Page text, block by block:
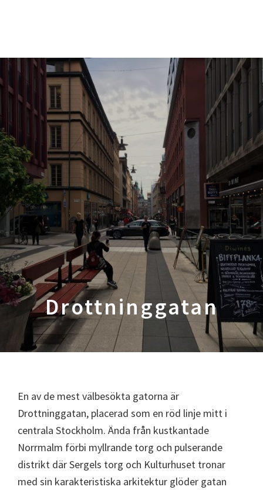
Drottninggatan
En av de mest välbesökta gatorna är
Drottninggatan, placerad som en röd linje mitt i
centrala Stockholm. Ända från kustkantade
Norrmalm förbi myllrande torg och pulserande
distrikt där Sergels torg och Kulturhuset tronar
med sin karakteristiska arkitektur glöder gatan